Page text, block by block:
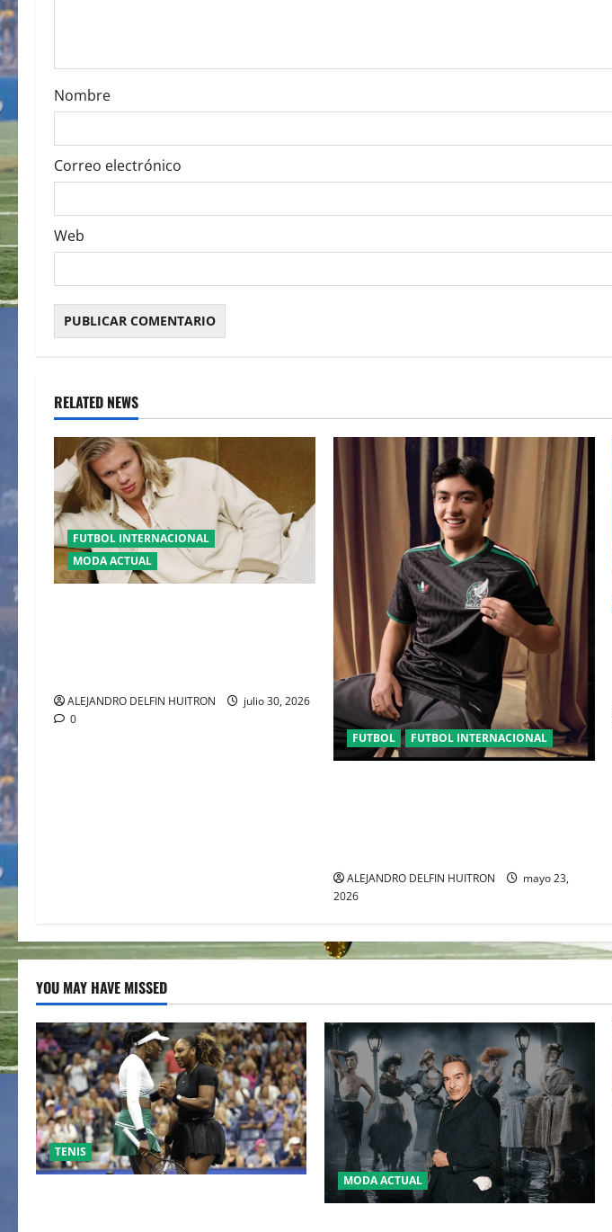
o
n
Nombre
Correo electrónico
Web
RELATED NEWS
FUTBOL INTERNACIONAL
MODA ACTUAL
ALEJANDRO DELFIN HUITRON
julio 30, 2026
0
FUTBOL
FUTBOL INTERNACIONAL
ALEJANDRO DELFIN HUITRON
mayo 23,
2026
YOU MAY HAVE MISSED
TENIS
MODA ACTUAL